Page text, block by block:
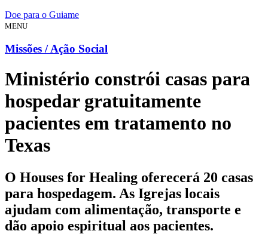
Doe para o Guiame
MENU
Missões / Ação Social
Ministério constrói casas para
hospedar gratuitamente
pacientes em tratamento no
Texas
O Houses for Healing oferecerá 20 casas
para hospedagem. As Igrejas locais
ajudam com alimentação, transporte e
dão apoio espiritual aos pacientes.